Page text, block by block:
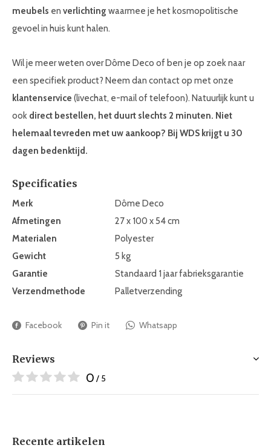
meubels en verlichting waarmee je het kosmopolitische
gevoel in huis kunt halen.
Wil je meer weten over Dôme Deco of ben je op zoek naar
een specifiek product? Neem dan contact op met onze
klantenservice (livechat, e-mail of telefoon). Natuurlijk kunt u
ook direct bestellen, het duurt slechts 2 minuten. Niet
helemaal tevreden met uw aankoop? Bij WDS krijgt u 30
dagen bedenktijd.
Specificaties
Merk
Dôme Deco
Afmetingen
27 x 100 x 54 cm
Materialen
Polyester
Gewicht
5 kg
Garantie
Standaard 1 jaar fabrieksgarantie
Verzendmethode
Palletverzending
Facebook Pin it Whatsapp
Reviews
0 / 5
Recente artikelen